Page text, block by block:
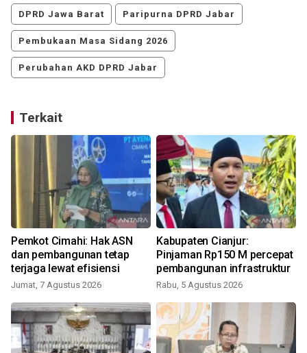
DPRD Jawa Barat Paripurna DPRD Jabar
Pembukaan Masa Sidang 2026
Perubahan AKD DPRD Jabar
Terkait
Pemkot Cimahi: Hak ASN
dan pembangunan tetap
terjaga lewat efisiensi
Jumat, 7 Agustus 2026
Kabupaten Cianjur:
Pinjaman Rp150 M percepat
pembangunan infrastruktur
Rabu, 5 Agustus 2026